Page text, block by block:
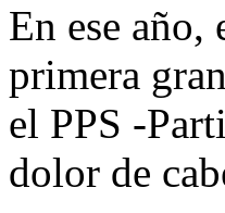
En ese año,
primera
el PPS -
dolor de